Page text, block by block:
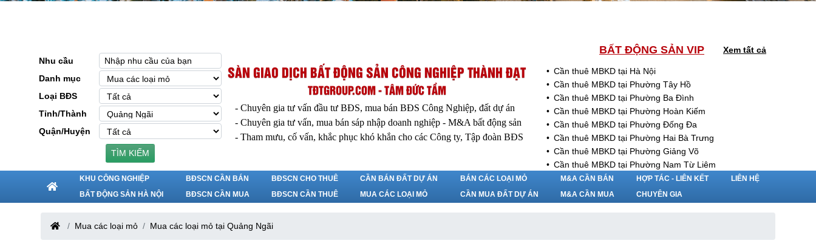
Nhu cầu
Danh mục
Loại BĐS
Tỉnh/Thành
Quận/Huyện
TÌM KIẾM
SÀN GIAO DỊCH BẤT ĐỘNG SẢN CÔNG NGHIỆP THÀNH ĐẠT
TĐTGROUP.COM - TÂM ĐỨC TẦM
- Chuyên gia tư vấn đầu tư BĐS, mua bán BĐS Công Nghiệp, đất dự án
- Chuyên gia tư vấn, mua bán sáp nhập doanh nghiệp - M&A bất động sản
- Tham mưu, cố vấn, khắc phục khó khắn cho các Công ty, Tập đoàn BĐS
BẤT ĐỘNG SẢN VIP Xem tất cả
Cần thuê MBKD tại Hà Nội
Cần thuê MBKD tại Phường Tây Hồ
Cần thuê MBKD tại Phường Ba Đình
Cần thuê MBKD tại Phường Hoàn Kiếm
Cần thuê MBKD tại Phường Đống Đa
Cần thuê MBKD tại Phường Hai Bà Trưng
Cần thuê MBKD tại Phường Giảng Võ
Cần thuê MBKD tại Phường Nam Từ Liêm
Cần thuê MBKD tại Phường Cầu Giấy
Cần thuê MBKD tại Phường Thanh Xuân
Cần thuê MBKD tại Phường Long Biên
KHU CÔNG NGHIỆP
BẤT ĐỘNG SẢN HÀ NỘI
BĐSCN CẦN BÁN
BĐSCN CẦN MUA
BĐSCN CHO THUÊ
BĐSCN CẦN THUÊ
CẦN BÁN ĐẤT DỰ ÁN
MUA CÁC LOẠI MỎ
BÁN CÁC LOẠI MỎ
CẦN MUA ĐẤT DỰ ÁN
M&A CẦN BÁN
M&A CẦN MUA
HỢP TÁC - LIÊN KẾT
CHUYÊN GIA
LIÊN HỆ
Mua các loại mỏ Mua các loại mỏ tại Quảng Ngãi